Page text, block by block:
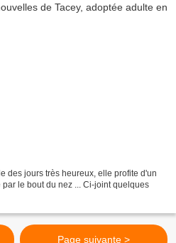
des jours très heureux, elle profite d'un
le bout du nez ... Ci-joint quelques
Page suivante >